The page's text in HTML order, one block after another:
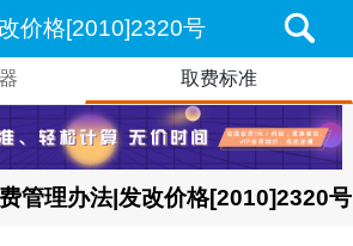
价格[2010]2320号
取费标准
管理办法|发改价格[2010]2320号